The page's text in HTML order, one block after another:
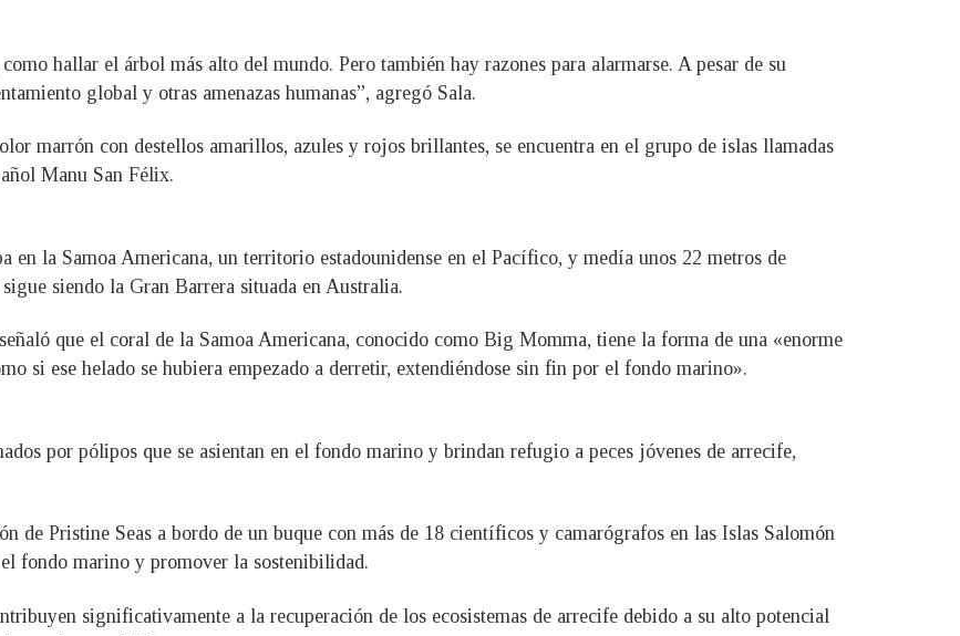
hallar el árbol más alto del mundo. Pero también hay razones para alarmarse. A pesar de su
global y otras amenazas humanas”, agregó Sala.
marrón con destellos amarillos, azules y rojos brillantes, se encuentra en el grupo de islas llamadas
Manu San Félix.
en la Samoa Americana, un territorio estadounidense en el Pacífico, y medía unos 22 metros de
siendo la Gran Barrera situada en Australia.
que el coral de la Samoa Americana, conocido como Big Momma, tiene la forma de una «enorme
si ese helado se hubiera empezado a derretir, extendiéndose sin fin por el fondo marino».
por pólipos que se asientan en el fondo marino y brindan refugio a peces jóvenes de arrecife,
de Pristine Seas a bordo de un buque con más de 18 científicos y camarógrafos en las Islas Salomón
fondo marino y promover la sostenibilidad.
significativamente a la recuperación de los ecosistemas de arrecife debido a su alto potencial